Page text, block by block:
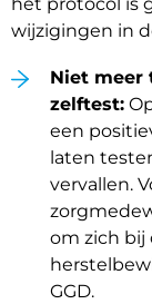
wijzigingen in
Niet meer
zelftest:
een
laten
vervallen.
om zich bij
GGD.